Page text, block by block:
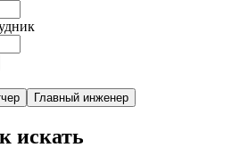
Главный инженер
искать